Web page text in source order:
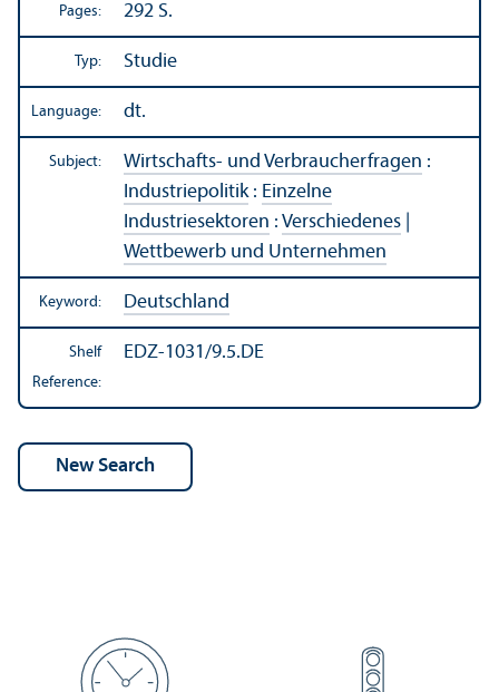
Pages: 292 S.
Typ: Studie
Language: dt.
Subject: Wirtschafts- und Verbraucherfragen :
Industriepolitik: Einzelne
Industriesektoren : Verschiedenes
Wettbewerb und Unternehmen
Keyword: Deutschland
Shelf
Reference:
EDZ-1031/9.5.DE